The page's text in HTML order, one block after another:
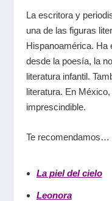
La escritora y
una de las figuras
Hispanoamérica. Ha
desde la poesía, la
literatura infantil.
literatura. En
imprescindible.
Te recomendamos…
La piel del cielo
Leonora